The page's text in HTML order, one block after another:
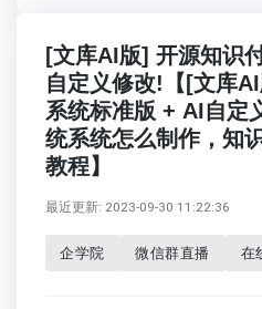
[文库AI版] 开源知识
自定义修改!【[文库
系统标准版 + AI自定
统系统怎么制作，知
教程】
最近更新: 2023-09-30 11:22:36
企学院 微信群直播 在